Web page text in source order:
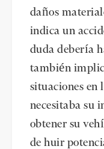
daños
indica un
duda debería
también
situaciones en
necesitaba su
obtener su
de huir